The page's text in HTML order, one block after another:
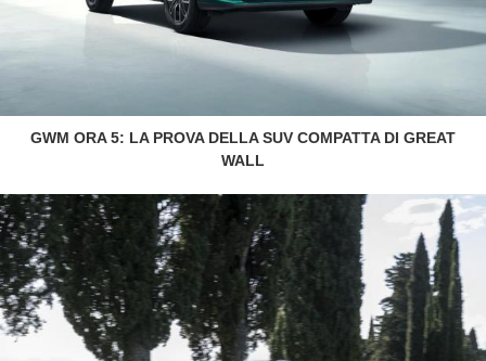
GWM ORA 5: LA PROVA DELLA SUV COMPATTA DI GREAT
WALL